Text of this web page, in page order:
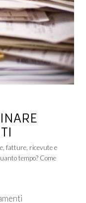
fatture, ricevute e
tempo? Come